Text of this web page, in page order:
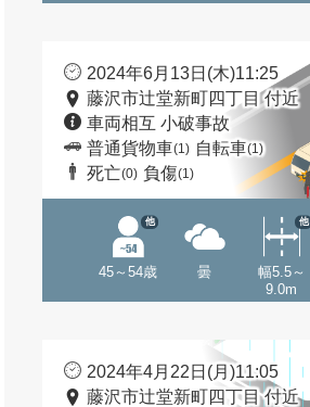
2024年6月13日(木)11:25
藤沢市辻堂新町四丁目 付近
車両相互 小破事故
普通貨物車(1) 自転車(1)
死亡(0) 負傷(1)
45～54歳
他
曇
幅5.5～
9.0m
他
2024年4月22日(月)11:05
藤沢市辻堂新町四丁目 付近